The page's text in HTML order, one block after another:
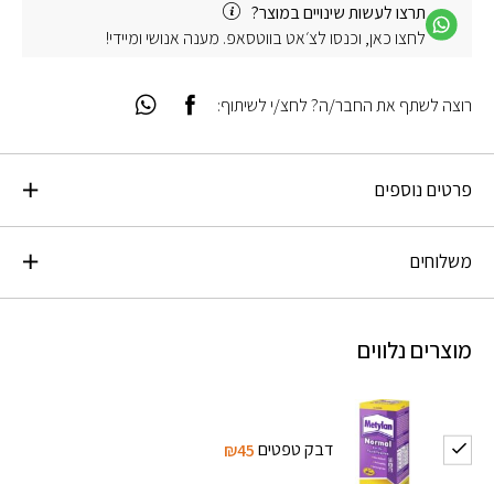
תרצו לעשות שינויים במוצר?
לחצו כאן, וכנסו לצ׳אט בווטסאפ. מענה אנושי ומיידי!
פרטים נוספים
משלוחים
מוצרים נלווים
דבק טפטים₪45
רוצה לשתף את החבר/ה? לחצ/י לשיתוף: